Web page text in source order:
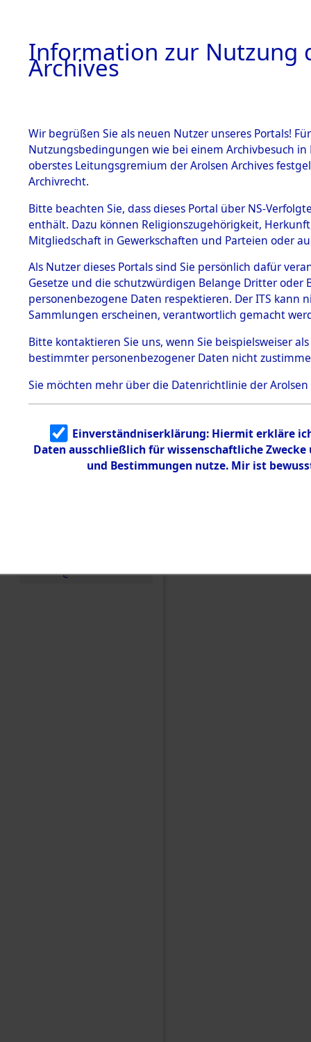
BESTÄNDE
1.
mente
5. Verschiedenes
5.3
Todesmärsche
5.3.1 Alliierte
Erhebungen
zu
Todesmärsch
en
5.3.2
Identifizierun
g
5.3.3
Todesmärsch
e
Bayern→
Information zur Nutzung
Archives
Wir begrüßen Sie als neuen Nutzer unseres Portals!
Nutzungsbedingungen wie bei einem Archivbesuch
oberstes Leitungsgremium der Arolsen Archives
Archivrecht.
Bitte beachten Sie, dass dieses Portal über NS-
enthält. Dazu können Religionszugehörigkeit,
Mitgliedschaft in Gewerkschaften und Parteien oder
Als Nutzer dieses Portals sind Sie persönlich dafür
Gesetze und die schutzwürdigen Belange Dritter
personenbezogene Daten respektieren. Der ITS
Sammlungen erscheinen, verantwortlich gemacht
Bitte kontaktieren Sie uns, wenn Sie beispielsweiser
bestimmter personenbezogener Daten nicht
Sie möchten mehr über die Datenrichtlinie der Arolsen
Einverständniserklärung: Hiermit erkläre
Daten ausschließlich für wissenschaftliche
und Bestimmungen nutze. Mir ist